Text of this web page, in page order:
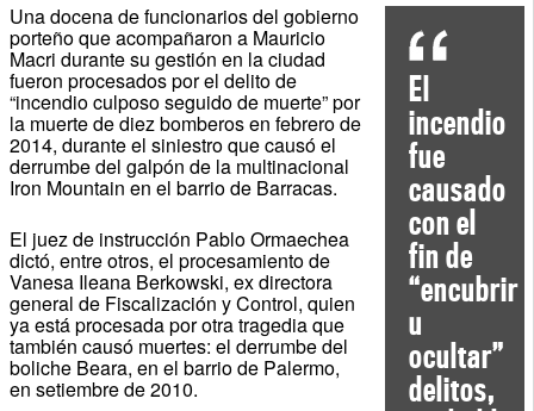
El
incendio
fue
causado
con el
fin de
“encubrir
u
ocultar”
delitos,
Una docena de funcionarios del gobierno
porteño que acompañaron a Mauricio
Macri durante su gestión en la ciudad
fueron procesados por el delito de
“incendio culposo seguido de muerte” por
la muerte de diez bomberos en febrero de
2014, durante el siniestro que causó el
derrumbe del galpón de la multinacional
Iron Mountain en el barrio de Barracas.
El juez de instrucción Pablo Ormaechea
dictó, entre otros, el procesamiento de
Vanesa Ileana Berkowski, ex directora
general de Fiscalización y Control, quien
ya está procesada por otra tragedia que
también causó muertes: el derrumbe del
boliche Beara, en el barrio de Palermo,
en setiembre de 2010.